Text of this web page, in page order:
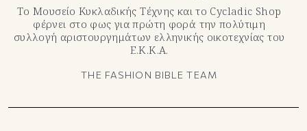
Το Μουσείο Κυκλαδικής Τέχνης και το Cycladic Shop
φέρνει στο φως για πρώτη φορά την πολύτιμη
συλλογή αριστουργημάτων ελληνικής οικοτεχνίας του
Ε.Κ.Κ.Α.
THE FASHION BIBLE TEAM